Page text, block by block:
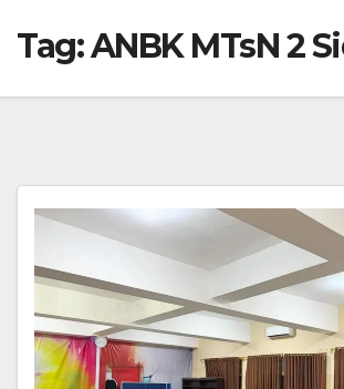
Tag:ANBK MTsN 2